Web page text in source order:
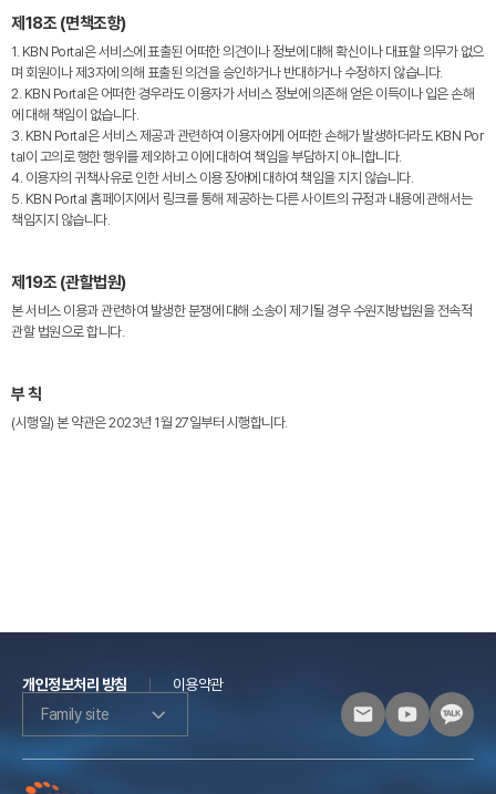
제18조 (면책조항)
1. KBN Portal은 서비스에 표출된 어떠한 의견이나 정보에 대해 확신이나 대표할 의무가 없으
며 회원이나 제3자에 의해 표출된 의견을 승인하거나 반대하거나 수정하지 않습니다.
2. KBN Portal은 어떠한 경우라도 이용자가 서비스 정보에 의존해 얻은 이득이나 입은 손해
에 대해 책임이 없습니다.
3. KBN Portal은 서비스 제공과 관련하여 이용자에게 어떠한 손해가 발생하더라도 KBN Por
tal이 고의로 행한 행위를 제외하고 이에 대하여 책임을 부담하지 아니합니다.
4. 이용자의 귀책사유로 인한 서비스 이용 장애에 대하여 책임을 지지 않습니다.
5. KBN Portal 홈페이지에서 링크를 통해 제공하는 다른 사이트의 규정과 내용에 관해서는
책임지지 않습니다.
제19조 (관할법원)
본 서비스 이용과 관련하여 발생한 분쟁에 대해 소송이 제기될 경우 수원지방법원을 전속적
관할 법원으로 합니다.
부 칙
(시행일) 본 약관은 2023년 1월 27일부터 시행합니다.
개인정보처리 방침
이용약관
Family site